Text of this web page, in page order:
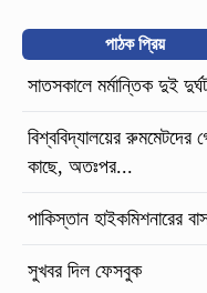
পাঠক প্রিয়
সাতসকালে মর্মান্তিক দুই
বিশ্ববিদ্যালয়ের রুমমেটদের
কাছে, অতঃপর...
পাকিস্তান হাইকমিশনারের
সুখবর দিল ফেসবুক